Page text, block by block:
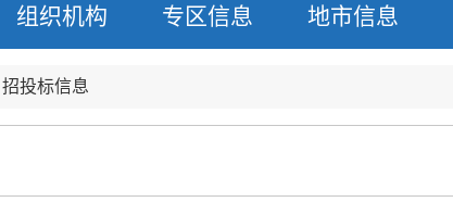
组织机构 专区信息 地市信息
招投标信息